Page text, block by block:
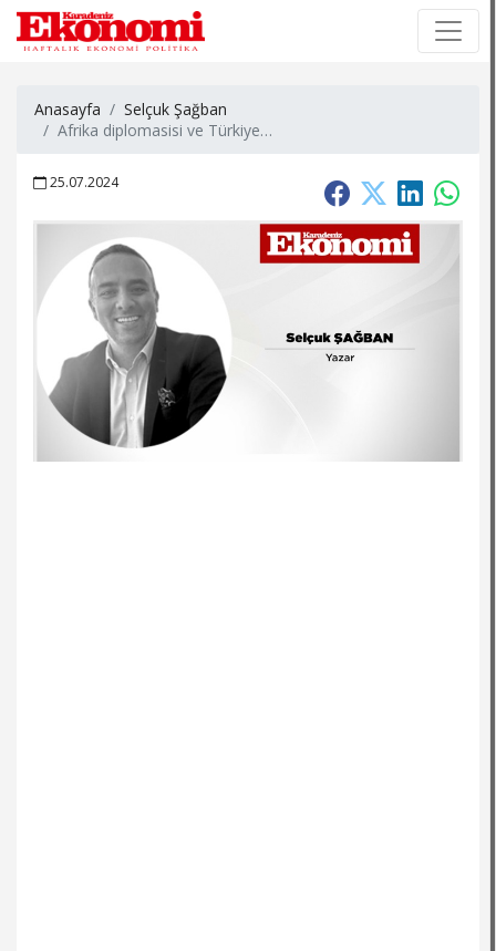
Anasayfa
Selçuk Şağban
Afrika diplomasisi ve Türkiye…
25.07.2024
×
×